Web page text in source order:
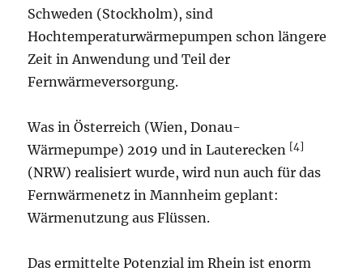
Schweden (Stockholm), sind
Hochtemperaturwärmepumpen schon längere
Zeit in Anwendung und Teil der
Fernwärmeversorgung.
Was in Österreich (Wien, Donau-
Wärmepumpe) 2019 und in Lauterecken [4]
(NRW) realisiert wurde, wird nun auch für das
Fernwärmenetz in Mannheim geplant:
Wärmenutzung aus Flüssen.
Das ermittelte Potenzial im Rhein ist enorm